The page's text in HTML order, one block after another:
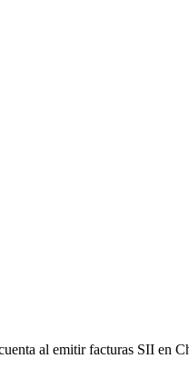
al emitir facturas SII